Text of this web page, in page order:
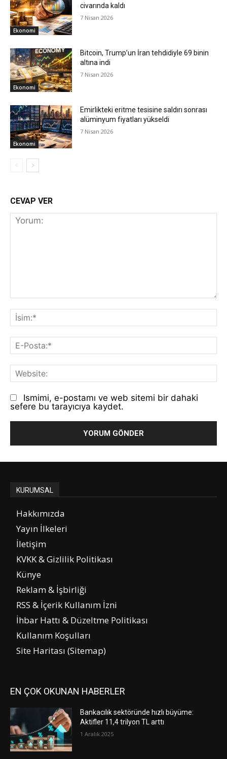
Ekonomi
civarında kaldı
7 Nisan 2026
Ekonomi
Bitcoin, Trump’un İran tehdidiyle 69 binin
altına indi
7 Nisan 2026
Ekonomi
Emirlikteki eritme tesisine saldırı sonrası
alüminyum fiyatları yükseldi
7 Nisan 2026
CEVAP VER
Ismimi, e-postamı ve web sitemi bir dahaki
sefere bu tarayıcıya kaydet.
KURUMSAL
Hakkımızda
Yayın İlkeleri
İletişim
KVKK & Gizlilik Politikası
Künye
Reklam & İşbirliği
RSS & İçerik Kullanım İzni
İhbar Hattı & Düzeltme Politikası
Kullanım Koşulları
Site Haritası (Sitemap)
EN ÇOK OKUNAN HABERLER
Bankacılık sektöründe hızlı büyüme:
Aktifler 11,4 trilyon TL arttı
1 Aralık 2025